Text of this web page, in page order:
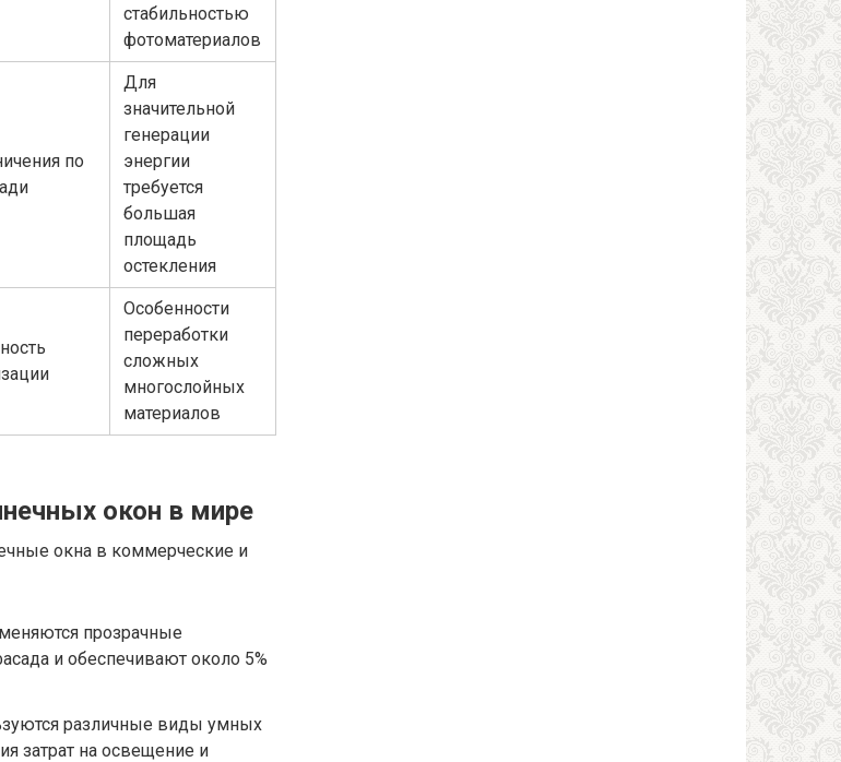
стабильностью
фотоматериалов
по
Для
значительной
генерации
энергии
требуется
большая
площадь
остекления
Особенности
переработки
сложных
многослойных
материалов
окон в мире
окна в коммерческие и
прозрачные
и обеспечивают около 5%
различные виды умных
затрат на освещение и